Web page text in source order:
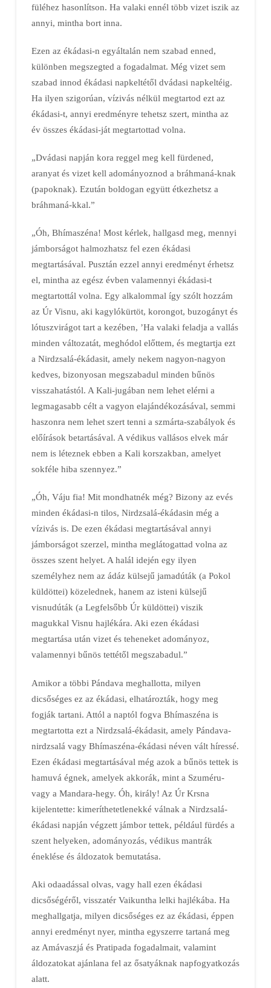
füléhez hasonlítson. Ha valaki ennél több vizet iszik az
annyi, mintha bort inna.
Ezen az ékádasi-n egyáltalán nem szabad enned,
különben megszegted a fogadalmat. Még vizet sem
szabad innod ékádasi napkeltétől dvádasi napkeltéig.
Ha ilyen szigorúan, vízivás nélkül megtartod ezt az
ékádasi-t, annyi eredményre tehetsz szert, mintha az
év összes ékádasi-ját megtartottad volna.
„Dvádasi napján kora reggel meg kell fürdened,
aranyat és vizet kell adományoznod a bráhmaná-knak
(papoknak). Ezután boldogan együtt étkezhetsz a
bráhmaná-kkal.”
„Óh, Bhímaszéna! Most kérlek, hallgasd meg, mennyi
jámborságot halmozhatsz fel ezen ékádasi
megtartásával. Pusztán ezzel annyi eredményt érhetsz
el, mintha az egész évben valamennyi ékádasi-t
megtartottál volna. Egy alkalommal így szólt hozzám
az Úr Visnu, aki kagylókürtöt, korongot, buzogányt és
lótuszvirágot tart a kezében, ’Ha valaki feladja a vallás
minden változatát, meghódol előttem, és megtartja ezt
a Nirdzsalá-ékádasit, amely nekem nagyon-nagyon
kedves, bizonyosan megszabadul minden bűnös
visszahatástól. A Kali-jugában nem lehet elérni a
legmagasabb célt a vagyon elajándékozásával, semmi
haszonra nem lehet szert tenni a szmárta-szabályok és
előírások betartásával. A védikus vallásos elvek már
nem is léteznek ebben a Kali korszakban, amelyet
sokféle hiba szennyez.”
„Óh, Váju fia! Mit mondhatnék még? Bizony az evés
minden ékádasi-n tilos, Nirdzsalá-ékádasin még a
vízivás is. De ezen ékádasi megtartásával annyi
jámborságot szerzel, mintha meglátogattad volna az
összes szent helyet. A halál idején egy ilyen
személyhez nem az ádáz külsejű jamadúták (a Pokol
küldöttei) közelednek, hanem az isteni külsejű
visnudúták (a Legfelsőbb Úr küldöttei) viszik
magukkal Visnu hajlékára. Aki ezen ékádasi
megtartása után vizet és teheneket adományoz,
valamennyi bűnös tettétől megszabadul.”
Amikor a többi Pándava meghallotta, milyen
dicsőséges ez az ékádasi, elhatározták, hogy meg
fogják tartani. Attól a naptól fogva Bhímaszéna is
megtartotta ezt a Nirdzsalá-ékádasit, amely Pándava-
nirdzsalá vagy Bhímaszéna-ékádasi néven vált híressé.
Ezen ékádasi megtartásával még azok a bűnös tettek is
hamuvá égnek, amelyek akkorák, mint a Szuméru-
vagy a Mandara-hegy. Óh, király! Az Úr Krsna
kijelentette: kimeríthetetlenekké válnak a Nirdzsalá-
ékádasi napján végzett jámbor tettek, például fürdés a
szent helyeken, adományozás, védikus mantrák
éneklése és áldozatok bemutatása.
Aki odaadással olvas, vagy hall ezen ékádasi
dicsőségéről, visszatér Vaikuntha lelki hajlékába. Ha
meghallgatja, milyen dicsőséges ez az ékádasi, éppen
annyi eredményt nyer, mintha egyszerre tartaná meg
az Amávaszjá és Pratipada fogadalmait, valamint
áldozatokat ajánlana fel az ősatyáknak napfogyatkozás
alatt.